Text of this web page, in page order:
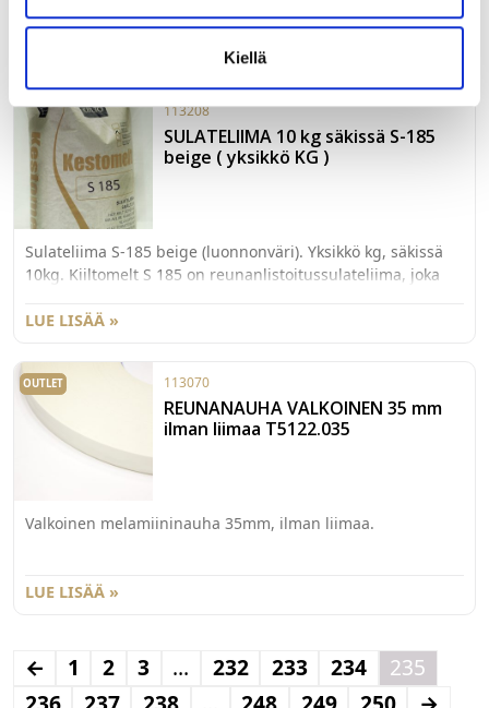
Kiellä
hyvin myös hidassyöttöisissä listoituskoneissa. Soveltuu
melamiinireunanauhan, PVC-nauhan, ABS-nauhan,
massiivipuulistojen kiinnittämiseen. Liima täyttää
rakennusmateriaalien M1-päästöluokituksen.
113208
SULATELIIMA 10 kg säkissä S-185
beige ( yksikkö KG )
Sulateliima S-185 beige (luonnonväri). Yksikkö kg, säkissä
10kg. Kiiltomelt S 185 on reunanlistoitussulateliima, joka
Soveltuu melamiinireunanauhan, PVC-nauhan, ABS-
laminaatin ja massiivipuulistojen kiinnittämiseen. Liima
täyttää rakennusmateriaalien M1-päästöluokituksen.
LUE LISÄÄ »
OUTLET 113070
REUNANAUHA VALKOINEN 35 mm
ilman liimaa T5122.035
Valkoinen melamiininauha 35mm, ilman liimaa.
LUE LISÄÄ »
← 1 2 3 … 232 233 234
235